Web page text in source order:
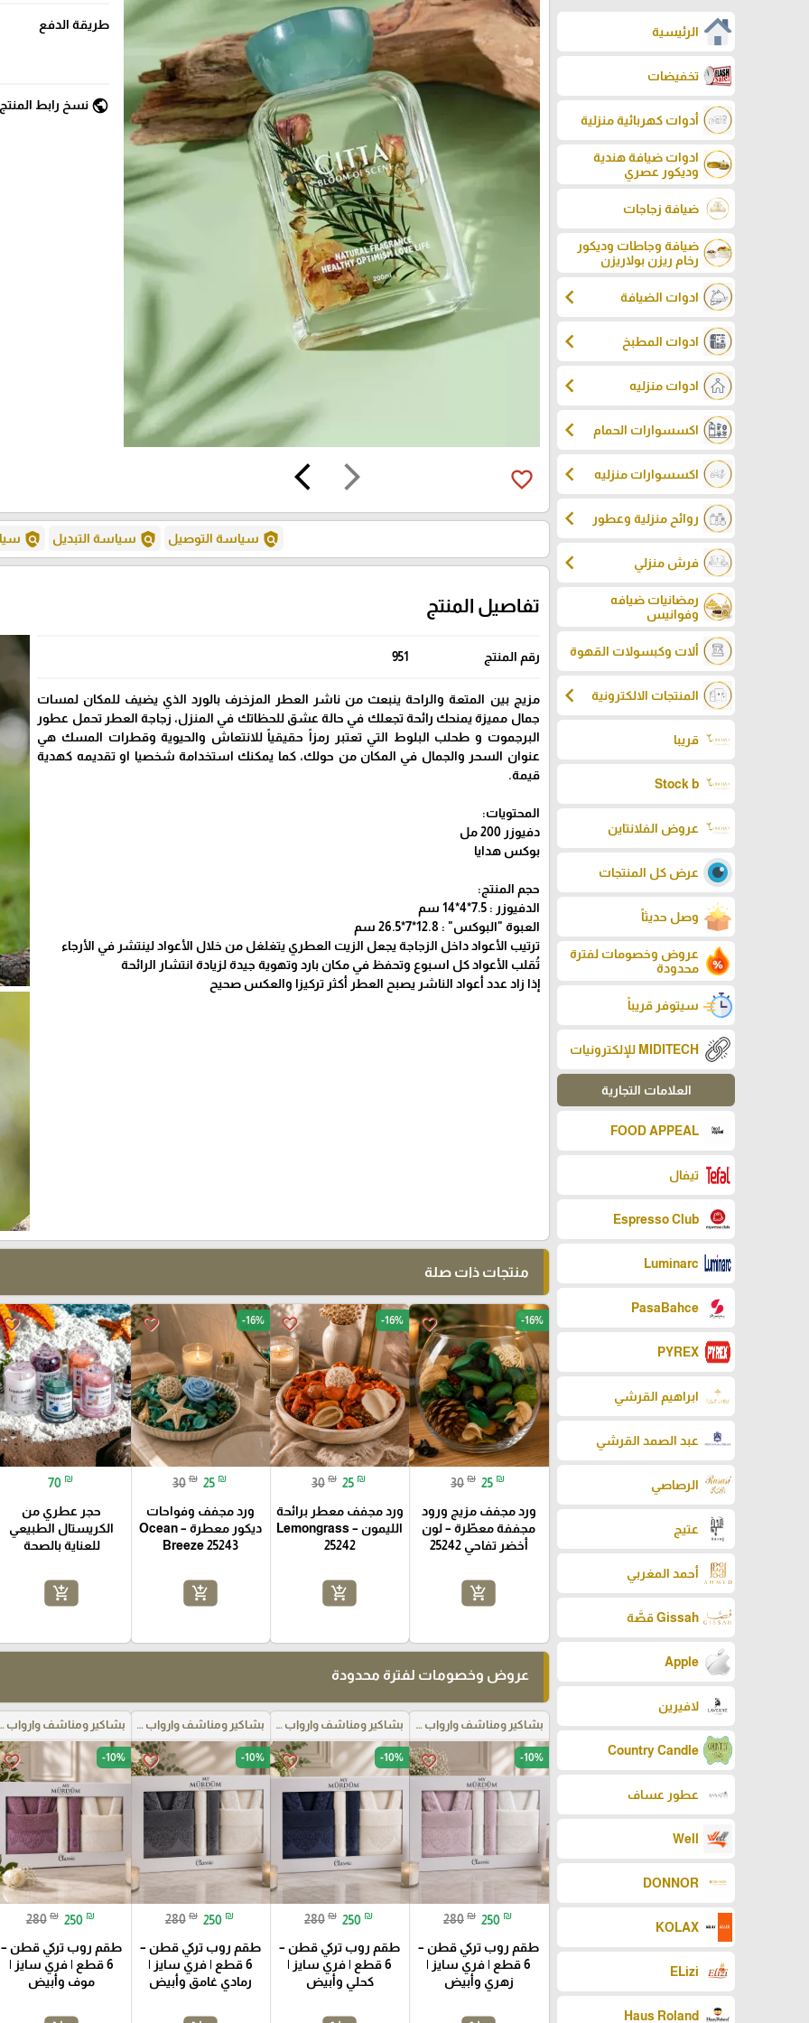
الرئيسية
تخفيضات
أدوات كهربائية منزلية
ادوات ضيافة هندية
وديكور عصري
ضيافة زجاجات
ضيافة وجاطات وديكور
رخام ريزن بولاريزن
ادوات الضيافة chevron_left
ادوات المطبخ chevron_left
ادوات منزليه chevron_left
اكسسوارات الحمام chevron_left
اكسسوارات منزليه chevron_left
روائح منزلية وعطور chevron_left
فرش منزلي chevron_left
رمضانيات ضيافه
وفوانيس
ألات وكبسولات القهوة
المنتجات الالكترونية chevron_left
قريبا
Stock b
عروض الفلانتاين
عرض كل المنتجات
وصل حديثاً
عروض وخصومات لفترة
محدودة
سيتوفر قريباً
MIDITECH للإلكترونيات
العلامات التجارية
FOOD APPEAL
تيفال
Espresso Club
Luminarc
PasaBahce
PYREX
ابراهيم القرشي
عبد الصمد القرشي
الرصاصي
عتيج
أحمد المغربي
Gissah قصَّة
Apple
لافيرين
Country Candle
عطور عساف
Well
DONNOR
KOLAX
ELizi
Haus Roland
arrow_forward_ios
arrow_back_ios favorite_border
طريقة الدفع
public نسخ رابط المنتج
policy سياسة التوصيل policy سياسة التبديل policy
تفاصيل المنتج
رقم المنتج 951
مزيج بين المتعة والراحة ينبعث من ناشر العطر المزخرف بالورد الذي يضيف للمكان لمسات
جمال مميزة يمنحك رائحة تجعلك في حالة عشق للحظاتك في المنزل، زجاجة العطر تحمل عطور
البرجموت و طحلب البلوط التي تعتبر رمزاً حقيقياً للانتعاش والحيوية وقطرات المسك هي
عنوان السحر والجمال في المكان من حولك، كما يمكنك استخدامة شخصيا او تقديمه كهدية
قيمة.
المحتويات:
دفيوزر 200 مل
بوكس هدايا
حجم المنتج:
الدفيوزر : 7.5*4*14 سم
العبوة "البوكس" : 12.8*7*26.5 سم
ترتيب الأعواد داخل الزجاجة يجعل الزيت العطري يتغلغل من خلال الأعواد لينتشر في الأرجاء
تُقلب الأعواد كل اسبوع وتحفظ في مكان بارد وتهوية جيدة لزيادة انتشار الرائحة
إذا زاد عدد أعواد الناشر يصبح العطر أكثر تركيزا والعكس صحيح
منتجات ذات صلة
favorite_border -16%
30 ₪ 25 ₪
ورد مجفف مزيج ورود
مجففة معطّرة – لون
أخضر تفاحي 25242
add_shopping_cart
favorite_border -16%
30 ₪ 25 ₪
ورد مجفف معطر برائحة
الليمون – Lemongrass
25242
add_shopping_cart
favorite_border -16%
30 ₪ 25 ₪
ورد مجفف وفواحات
ديكور معطرة – Ocean
Breeze 25243
add_shopping_cart
favorite_border
70 ₪
حجر عطري من
الكريستال الطبيعي
للعناية بالصحة
add_shopping_cart
عروض وخصومات لفترة محدودة
بشاكير ومناشف وارواب حمام
favorite_border -10%
280 ₪ 250 ₪
طقم روب تركي قطن –
6 قطع | فري سايز |
زهري وأبيض
بشاكير ومناشف وارواب حمام
favorite_border -10%
280 ₪ 250 ₪
طقم روب تركي قطن –
6 قطع | فري سايز |
كحلي وأبيض
بشاكير ومناشف وارواب حمام
favorite_border -10%
280 ₪ 250 ₪
طقم روب تركي قطن –
6 قطع | فري سايز |
رمادي غامق وأبيض
بشاكير
favorite_border -10%
280 ₪ 250 ₪
طقم روب تركي قطن –
6 قطع | فري سايز |
موف وأبيض